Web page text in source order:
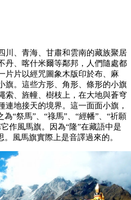
川、青海、甘肅和雲南的藏族聚居
丹、喀什米爾等鄰邦，人們隨處都
片片以經咒圖象木版印於布、麻
旗。這些方形、角形、條形的小旗
索、旌幢、樹枝上，在大地與蒼穹
連地接天的境界。這一面面小旗，
“祭馬”、“祿馬”、“經幡”、“祈願
作風馬旗。因為“隆”在藏語中是
。風馬旗實際上是音譯過來的。